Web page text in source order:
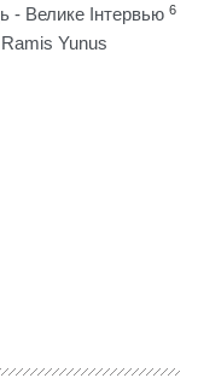
- Велике Інтервью 6
Yunus